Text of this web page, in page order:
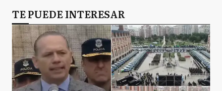
TE PUEDE INTERESAR